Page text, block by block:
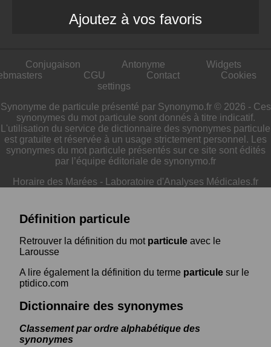
Ajoutez à vos favoris
Conjugaison Antonyme
Widgets
CGU Contact
Cookies
settings
Synonyme de particule présenté par Synonymo.fr © 2026 - Ces
synonymes du mot particule sont donnés à titre indicatif.
L'utilisation du service de dictionnaire des synonymes particule
est gratuite et réservée à un usage strictement personnel. Les
synonymes du mot particule présentés sur ce site sont édités
par l’équipe éditoriale de synonymo.fr
Horaire des Marées - Laboratoire d'Analyses Médicales.fr
Définition particule
Retrouver la définition du mot particule avec le
Larousse
A lire également la définition du terme particule sur le
ptidico.com
Dictionnaire des synonymes
Classement par ordre alphabétique des
synonymes